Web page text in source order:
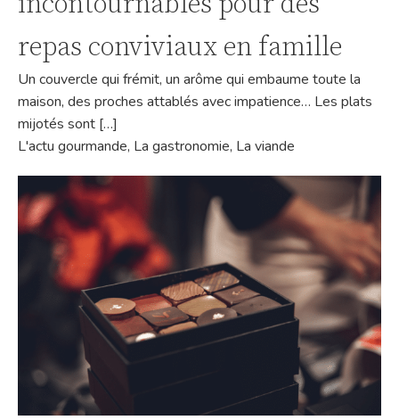
repas conviviaux en famille
Un couvercle qui frémit, un arôme qui embaume toute la
maison, des proches attablés avec impatience… Les plats
mijotés sont […]
L'actu gourmande, La gastronomie, La viande